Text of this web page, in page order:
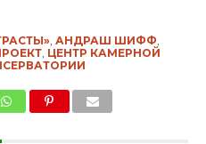
, АНДРАШ ШИФФ
, ЦЕНТР КАМЕРНОЙ